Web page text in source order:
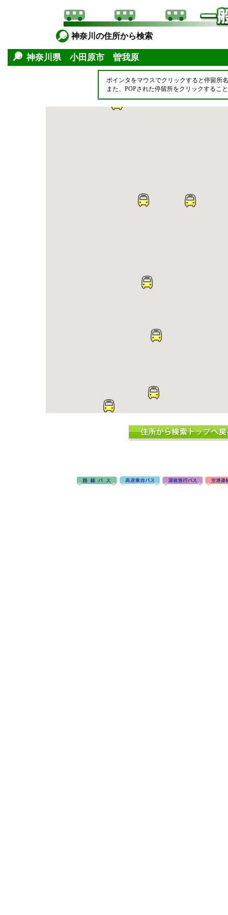
神奈川の住所から検索
神奈川県 小田原市 曽我原
ポインタをマウスでクリックすると停留所
また、POPされた停留所をクリックするこ